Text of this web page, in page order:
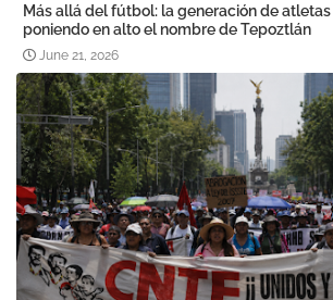
Más allá del fútbol: la generación de
poniendo en alto el nombre de Tepoztlán
June 21, 2026